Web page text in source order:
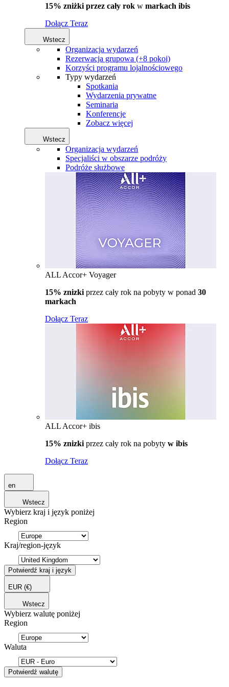
15% zniżki przez cały rok w markach ibis
Dołącz Teraz
Wstecz
Organizacja wydarzeń
Rezerwacja grupowa (+8 pokoi)
Korzyści programu lojalnościowego
Typy wydarzeń
Spotkania
Wydarzenia prywatne
Seminaria
Konferencje
Zobacz więcej
Wstecz
Organizacja wydarzeń
Specjaliści w obszarze podróży
Podróże służbowe
ALL Accor+ Voyager
15% znizki przez cały rok na pobyty w ponad 30
markach
Dołącz Teraz
ALL Accor+ ibis
15% znizki przez cały rok na pobyty w ibis
Dołącz Teraz
en
Wstecz
Wybierz kraj i język poniżej
Region
Kraj/region-język
Potwierdź kraj i język
EUR (€)
Wstecz
Wybierz walutę poniżej
Region
Waluta
Potwierdź walutę